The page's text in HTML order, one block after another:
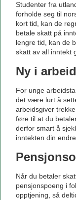
Studenter fra
forholde seg til
kort tid, kan de
betale skatt på
lengre tid, kan de
skatt av all inntekt
Ny i
For unge
det være lurt å
arbeidsgiver
føre til at du
derfor smart å
inntekten din
Når du betaler
pensjonspoeng i
opptjening, så